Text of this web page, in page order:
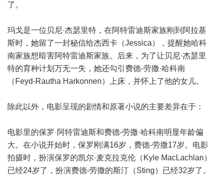
了。
玛戈是一位贝尼·杰瑟里特，在阿特雷迪斯家族刚到阿拉基
斯时，她留了一封秘信给杰西卡（Jessica），提醒她哈科
南家族想暗害阿特雷迪斯家族。后来，为了让贝尼·杰瑟里
特的育种计划万无一失，她还勾引费德-劳撒·哈科南
（Feyd-Rautha Harkonnen）上床，并怀上了他的女儿。
除此以外，电影呈现的剧情和原著小说的主要差异在于：
电影里的保罗·阿特雷迪斯和费德-劳撒·哈科南明显年龄偏
大。在小说开始时，保罗刚满16岁，费德-劳撒17岁。电影
拍摄时，扮演保罗的凯尔·麦克拉克伦（Kyle MacLachlan）
已经24岁了，扮演费德-劳撒的斯汀（Sting）已经32岁了。